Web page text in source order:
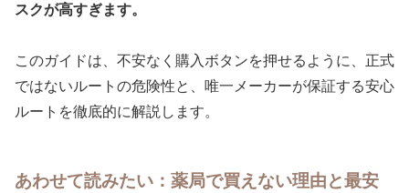
スクが高すぎます。
このガイドは、不安なく購入ボタンを押せるように、正式
ではないルートの危険性と、唯一メーカーが保証する安心
ルートを徹底的に解説します。
あわせて読みたい：薬局で買えない理由と最安